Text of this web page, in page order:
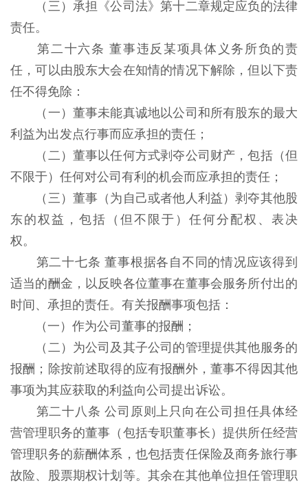
（三）承担《公司法》第十二章规定应负的法律
责任。
第二十六条 董事违反某项具体义务所负的责
任，可以由股东大会在知情的情况下解除，但以下责
任不得免除：
（一）董事未能真诚地以公司和所有股东的最大
利益为出发点行事而应承担的责任；
（二）董事以任何方式剥夺公司财产，包括（但
不限于）任何对公司有利的机会而应承担的责任；
（三）董事（为自己或者他人利益）剥夺其他股
东的权益，包括（但不限于）任何分配权、表决
权。
第二十七条 董事根据各自不同的情况应该得到
适当的酬金，以反映各位董事在董事会服务所付出的
时间、承担的责任。有关报酬事项包括：
（一）作为公司董事的报酬；
（二）为公司及其子公司的管理提供其他服务的
报酬；除按前述取得的应有报酬外，董事不得因其他
事项为其应获取的利益向公司提出诉讼。
第二十八条 公司原则上只向在公司担任具体经
营管理职务的董事（包括专职董事长）提供所任经营
管理职务的薪酬体系，也包括责任保险及商务旅行事
故险、股票期权计划等。其余在其他单位担任管理职